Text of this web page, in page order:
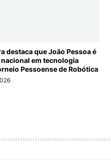
destaca que João Pessoa é
em tecnologia
Pessoense de Robótica